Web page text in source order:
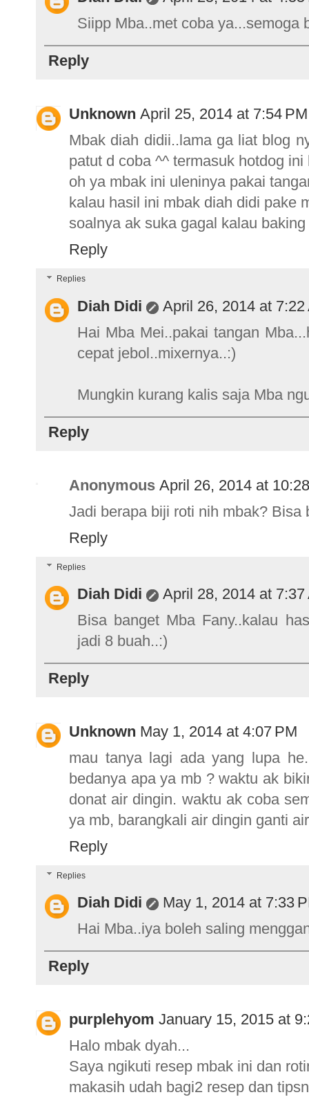
Siipp Mba..met coba ya...semoga
Reply
Unknown April 25, 2014 at 7:54 PM
Mbak diah didii..lama ga liat blog
patut d coba ^^ termasuk hotdog
oh ya mbak ini uleninya pakai
kalau hasil ini mbak diah didi pake
soalnya ak suka gagal kalau
Reply
Replies
Diah Didi
April 26, 2014 at 7:22
Hai Mba Mei..pakai tangan
cepat jebol..mixernya..:)
Mungkin kurang kalis saja Mba
Reply
Anonymous April 26, 2014 at
Jadi berapa biji roti nih mbak?
Reply
Replies
Diah Didi
April 28, 2014 at 7:37
Bisa banget Mba Fany..kalau
jadi 8 buah..:)
Reply
Unknown May 1, 2014 at 4:07 PM
mau tanya lagi ada yang lupa
bedanya apa ya mb ? waktu ak
donat air dingin. waktu ak coba
ya mb, barangkali air dingin ganti
Reply
Replies
Diah Didi
May 1, 2014 at 7:33
Hai Mba..iya boleh saling
Reply
purplehyom January 15, 2015 at
Halo mbak dyah...
Saya ngikuti resep mbak ini dan
makasih udah bagi2 resep dan